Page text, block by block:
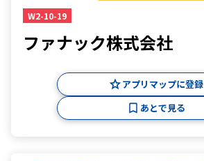
W2-10-19
ファナック株式会社
アプリマップに登録
あとで見る